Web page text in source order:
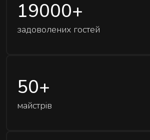
19000+
задоволених гостей
50+
майстрів
РИТУАЛИ ДЛЯ ОБЛИЧЧЯ
Ручні техніки, що знімають набряки,